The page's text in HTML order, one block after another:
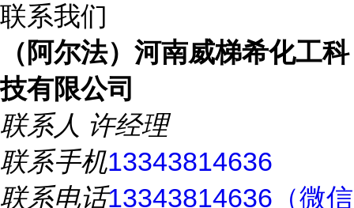
联系我们
（阿尔法）河南威梯希化工科
技有限公司
联系人 许经理
联系手机13343814636
联系电话13343814636（微信